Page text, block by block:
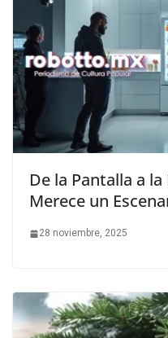
De la Pantalla a
Merece un
28 noviembre, 2025